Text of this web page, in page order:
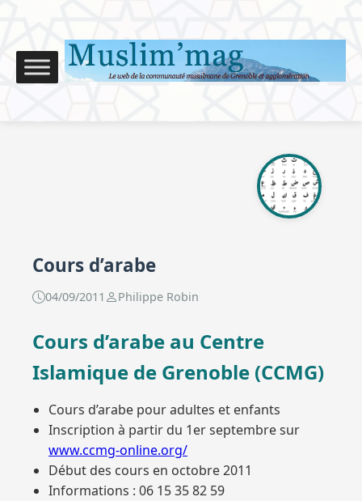
Cours d’arabe
04/09/2011 Philippe Robin
Cours d’arabe au Centre
Islamique de Grenoble (CCMG)
Cours d’arabe pour adultes et enfants
Inscription à partir du 1er septembre sur
www.ccmg-online.org/
Début des cours en octobre 2011
Informations : 06 15 35 82 59